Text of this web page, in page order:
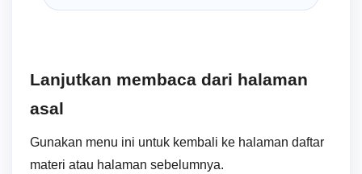
Lanjutkan membaca dari halaman
asal
Gunakan menu ini untuk kembali ke halaman daftar
materi atau halaman sebelumnya.